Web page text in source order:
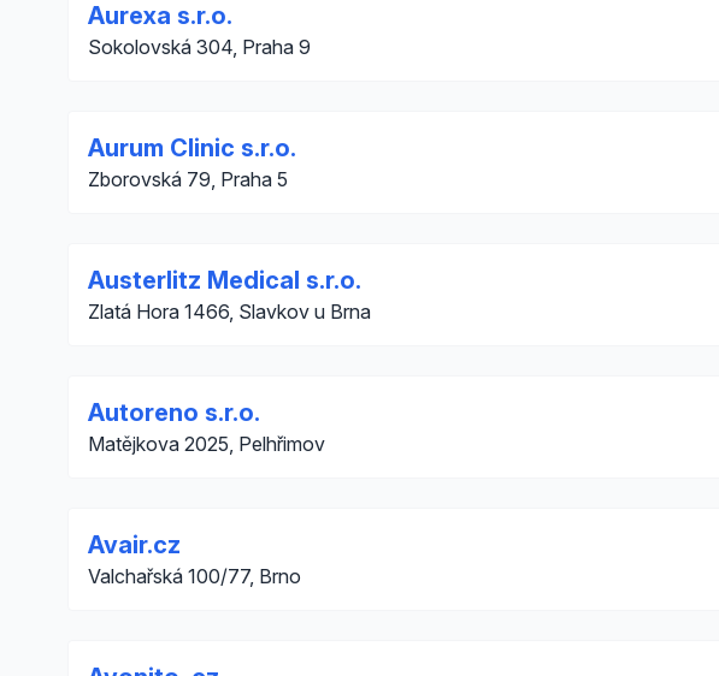
Aurexa s.r.o.
Sokolovská 304, Praha 9
Aurum Clinic s.r.o.
Zborovská 79, Praha 5
Austerlitz Medical s.r.o.
Zlatá Hora 1466, Slavkov u Brna
Autoreno s.r.o.
Matějkova 2025, Pelhřimov
Avair.cz
Valchařská 100/77, Brno